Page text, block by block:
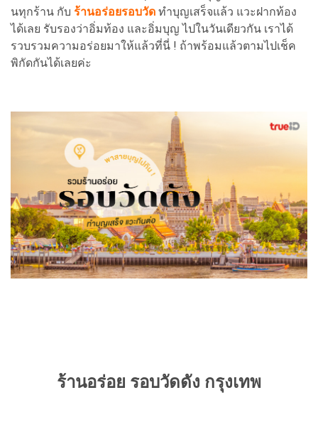
นทุกร้าน กับ ร้านอร่อยรอบวัด ทำบุญเสร็จแล้ว แวะฝากท้อง
ได้เลย รับรองว่าอิ่มท้อง และอิ่มบุญ ไปในวันเดียวกัน เราได้
รวบรวมความอร่อยมาให้แล้วที่นี่ ! ถ้าพร้อมแล้วตามไปเช็ค
พิกัดกันได้เลยค่ะ
ร้านอร่อย รอบวัดดัง กรุงเทพ